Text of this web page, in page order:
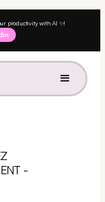
productivity with AI ✨!
-